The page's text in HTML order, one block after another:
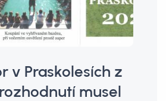
v Praskolesích z
musel